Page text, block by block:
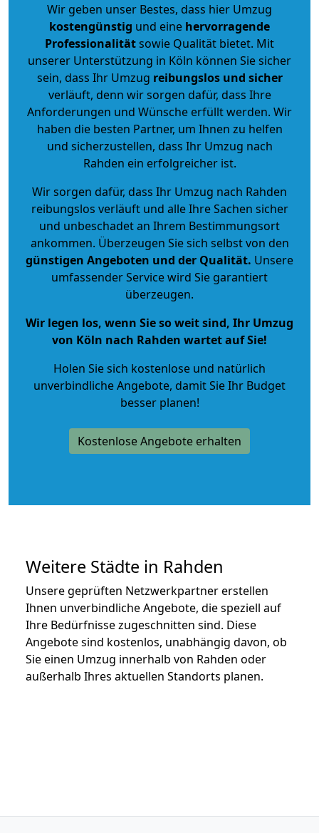
Wir geben unser Bestes, dass hier Umzug
kostengünstig und eine hervorragende
Professionalitätsowie Qualität bietet. Mit
unserer Unterstützung in Köln können Sie sicher
sein, dass Ihr Umzug reibungslos und sicher
verläuft, denn wir sorgen dafür, dass Ihre
Anforderungen und Wünsche erfüllt werden. Wir
haben die besten Partner, um Ihnen zu helfen
und sicherzustellen, dass Ihr Umzug nach
Rahden ein erfolgreicher ist.
Wir sorgen dafür, dass Ihr Umzug nach Rahden
reibungslos verläuft und alle Ihre Sachen sicher
und unbeschadet an Ihrem Bestimmungsort
ankommen. Überzeugen Sie sich selbst von den
günstigen Angeboten und der Qualität. Unsere
umfassender Service wird Sie garantiert
überzeugen.
Wir legen los, wenn Sie so weit sind, Ihr Umzug
von Köln nach Rahden wartet auf Sie!
Holen Sie sich kostenlose und natürlich
unverbindliche Angebote, damit Sie Ihr Budget
besser planen!
Kostenlose Angebote erhalten
Weitere Städte in Rahden
Unsere geprüften Netzwerkpartner erstellen
Ihnen unverbindliche Angebote, die speziell auf
Ihre Bedürfnisse zugeschnitten sind. Diese
Angebote sind kostenlos, unabhängig davon, ob
Sie einen Umzug innerhalb von Rahden oder
außerhalb Ihres aktuellen Standorts planen.